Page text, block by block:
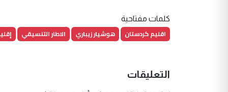
كلمات مفتاحية
اقليم كردستان هوشيار زيباري الاطار التنسيقي
التعليقات